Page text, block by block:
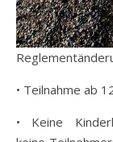
• Teilnahme ab
• Keine